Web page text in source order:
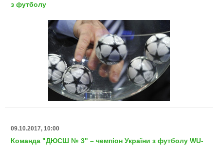
з футболу
09.10.2017, 10:00
Команда "ДЮСШ № 3" – чемпіон України з футболу WU-